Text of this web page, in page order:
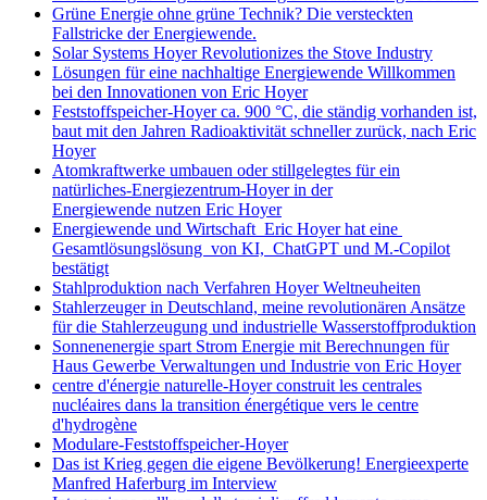
Grüne Energie ohne grüne Technik? Die versteckten
Fallstricke der Energiewende.
Solar Systems Hoyer Revolutionizes the Stove Industry
Lösungen für eine nachhaltige Energiewende Willkommen
bei den Innovationen von Eric Hoyer
Feststoffspeicher-Hoyer ca. 900 °C, die ständig vorhanden ist,
baut mit den Jahren Radioaktivität schneller zurück, nach Eric
Hoyer
Atomkraftwerke umbauen oder stillgelegtes für ein
natürliches-Energiezentrum-Hoyer in der
Energiewende nutzen Eric Hoyer
Energiewende und Wirtschaft Eric Hoyer hat eine
Gesamtlösungslösung von KI, ChatGPT und M.-Copilot
bestätigt
Stahlproduktion nach Verfahren Hoyer Weltneuheiten
Stahlerzeuger in Deutschland, meine revolutionären Ansätze
für die Stahlerzeugung und industrielle Wasserstoffproduktion
Sonnenenergie spart Strom Energie mit Berechnungen für
Haus Gewerbe Verwaltungen und Industrie von Eric Hoyer
centre d'énergie naturelle-Hoyer construit les centrales
nucléaires dans la transition énergétique vers le centre
d'hydrogène
Modulare-Feststoffspeicher-Hoyer
Das ist Krieg gegen die eigene Bevölkerung! Energieexperte
Manfred Haferburg im Interview